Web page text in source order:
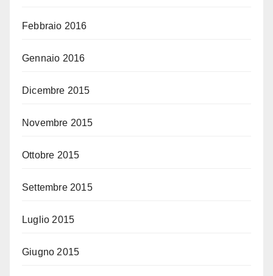
Febbraio 2016
Gennaio 2016
Dicembre 2015
Novembre 2015
Ottobre 2015
Settembre 2015
Luglio 2015
Giugno 2015